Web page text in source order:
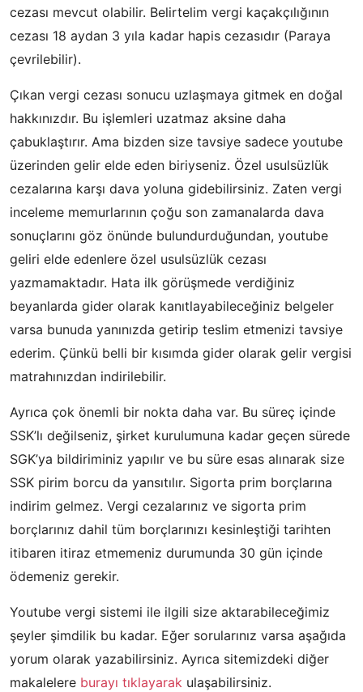
cezası mevcut olabilir. Belirtelim vergi kaçakçılığının
cezası 18 aydan 3 yıla kadar hapis cezasıdır (Paraya
çevrilebilir).
Çıkan vergi cezası sonucu uzlaşmaya gitmek en doğal
hakkınızdır. Bu işlemleri uzatmaz aksine daha
çabuklaştırır. Ama bizden size tavsiye sadece youtube
üzerinden gelir elde eden biriyseniz. Özel usulsüzlük
cezalarına karşı dava yoluna gidebilirsiniz. Zaten vergi
inceleme memurlarının çoğu son zamanalarda dava
sonuçlarını göz önünde bulundurduğundan, youtube
geliri elde edenlere özel usulsüzlük cezası
yazmamaktadır. Hata ilk görüşmede verdiğiniz
beyanlarda gider olarak kanıtlayabileceğiniz belgeler
varsa bunuda yanınızda getirip teslim etmenizi tavsiye
ederim. Çünkü belli bir kısımda gider olarak gelir vergisi
matrahınızdan indirilebilir.
Ayrıca çok önemli bir nokta daha var. Bu süreç içinde
SSK’lı değilseniz, şirket kurulumuna kadar geçen sürede
SGK’ya bildiriminiz yapılır ve bu süre esas alınarak size
SSK pirim borcu da yansıtılır. Sigorta prim borçlarına
indirim gelmez. Vergi cezalarınız ve sigorta prim
borçlarınız dahil tüm borçlarınızı kesinleştiği tarihten
itibaren itiraz etmemeniz durumunda 30 gün içinde
ödemeniz gerekir.
Youtube vergi sistemi ile ilgili size aktarabileceğimiz
şeyler şimdilik bu kadar. Eğer sorularınız varsa aşağıda
yorum olarak yazabilirsiniz. Ayrıca sitemizdeki diğer
makalelere burayı tıklayarak ulaşabilirsiniz.